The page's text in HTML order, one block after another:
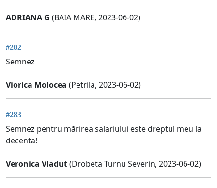
ADRIANA G (BAIA MARE, 2023-06-02)
#282
Semnez
Viorica Molocea (Petrila, 2023-06-02)
#283
Semnez pentru mărirea salariului este dreptul meu la
decenta!
Veronica Vladut(Drobeta Turnu Severin, 2023-06-02)